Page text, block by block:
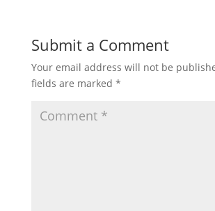
Submit a Comment
Your email address will not be
fields are marked *